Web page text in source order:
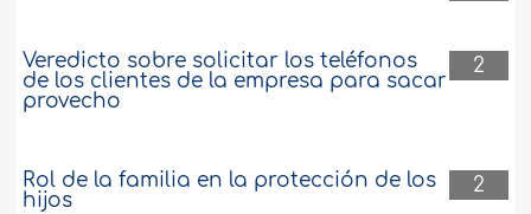
2
Veredicto sobre solicitar los teléfonos
de los clientes de la empresa para sacar
provecho
2
Rol de la familia en la protección de los
hijos